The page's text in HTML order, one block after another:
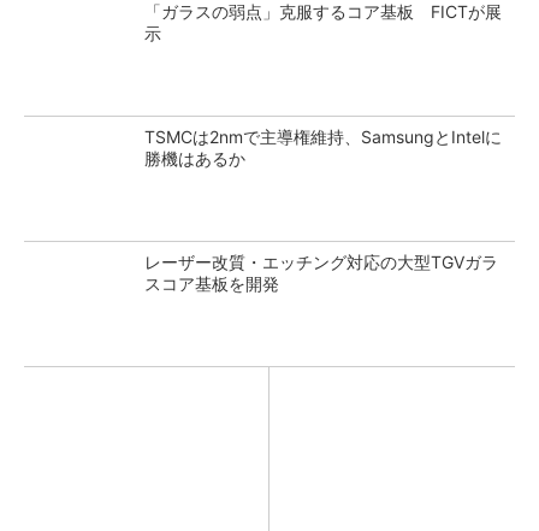
「ガラスの弱点」克服するコア基板 FICTが展
示
TSMCは2nmで主導権維持、SamsungとIntelに
勝機はあるか
レーザー改質・エッチング対応の大型TGVガラ
スコア基板を開発